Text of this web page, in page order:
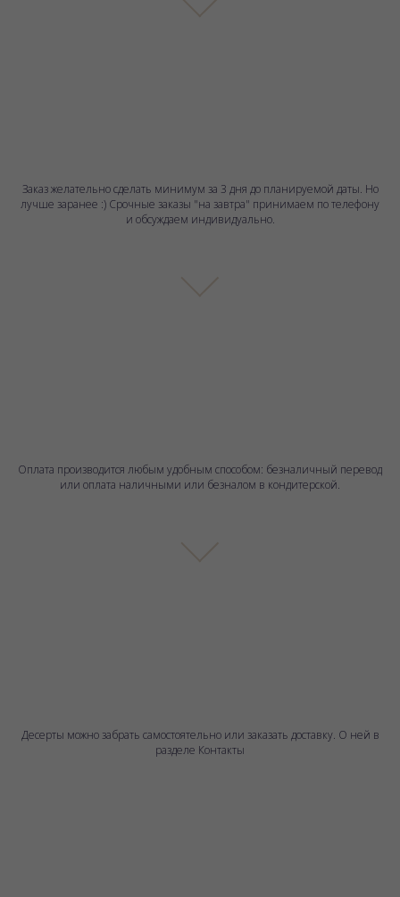
Заказ желательно сделать минимум за 3 дня до планируемой даты. Но
лучше заранее :) Срочные заказы "на завтра" принимаем по телефону
и обсуждаем индивидуально.
Оплата производится любым удобным способом: безналичный перевод
или оплата наличными или безналом в кондитерской.
Десерты можно забрать самостоятельно или заказать доставку. О ней в
разделе Контакты